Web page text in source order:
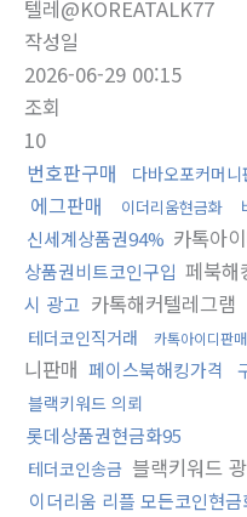
텔레@KOREATALK77
작성일
2026-06-29 00:15
조회
10
번호판구매
다바오포커머니
에그판매
이더리움현금화
신세계상품권94% 카톡아
상품권비트코인구입 페북해
시 광고 카톡해커텔레그램
테더코인직거래 카톡아이디판매
니판매 페이스북해킹가격
블랙키워드 의뢰
롯데상품권현금화95
테더코인송금 블랙키워드
이더리움 리플 모든코인현금